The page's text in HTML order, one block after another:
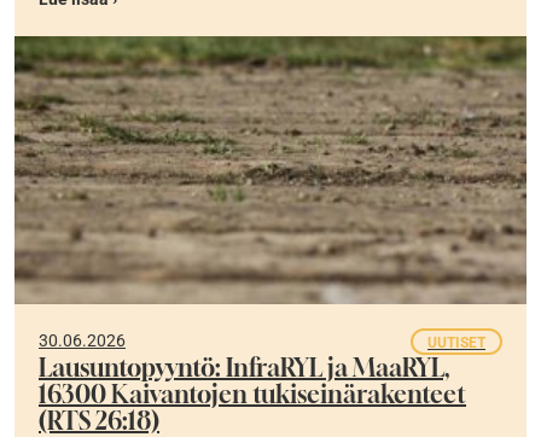
30.06.2026 UUTISET
Lausuntopyyntö: InfraRYL ja MaaRYL,
16300 Kaivantojen tukiseinärakenteet
(RTS 26:18)